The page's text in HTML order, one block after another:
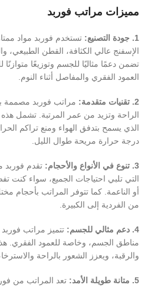
مميزات مراتب فوربد
1. جودة التصنيع:
تستخدم فوربد مواد
الإسفنج عالي الكثافة، القطن الطبيعي،
تضمن دعمًا مثاليًا للجسم وتوزيعًا
العمود الفقري والمفاصل أثناء النوم.
2. تقنيات متقدمة:
مراتب فوربد مصممة
الراحة وتزيد من عمر المرتبة. تشمل هذه
الذي يسمح بتدفق الهواء ومنع تراكم
درجة حرارة مريحة طوال الليل.
3. تنوع في الأنواع والأحجام:
تقدم فوربد
التي تلبي احتياجات الجميع، سواء كنت
أو الناعمة. كما تتوفر المراتب بأحجام
من الفردية إلى الكبيرة.
4. دعم مثالي للجسم:
تتميز مراتب
مناطق الجسم، وخاصة للعمود الفقري.
والرقبة، ويعزز الشعور بالراحة
5. متانة طويلة الأمد:
تعد المراتب من